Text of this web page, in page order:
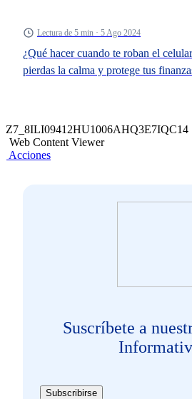
¿Qué hacer cuando te roban el
pierdas la calma y protege tus
Lectura de 5 min · 5 Ago 2024
Z7_8ILI09412HU1006AHQ3E7IQC14
Web Content Viewer
Acciones
Suscríbete a
Subscribirse